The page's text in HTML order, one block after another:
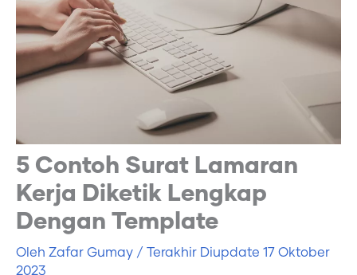
5 Contoh Surat Lamaran
Kerja Diketik Lengkap
Dengan Template
Oleh Zafar Gumay / Terakhir Diupdate 17 Oktober
2023